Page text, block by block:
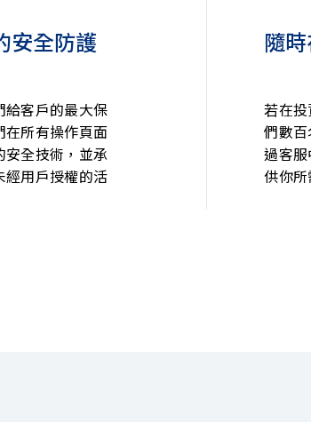
安全防護
給客戶的最大保
在所有操作頁面
安全技術，並承
經用戶授權的活
隨
若在
們數
過客
供你所